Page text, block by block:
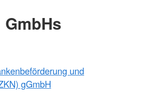
GmbHs
und
gGmbH